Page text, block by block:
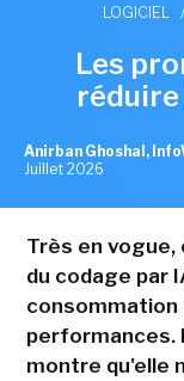
LOGICIEL /
Les
Anirban Ghoshal,
Juillet 2026
Très en
du codage par
consommation
performances.
montre qu'elle